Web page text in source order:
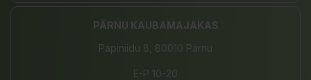
PÄRNU KAUBAMAJAKAS
Papiniidu 8, 80010 Pärnu
E-P 10-20